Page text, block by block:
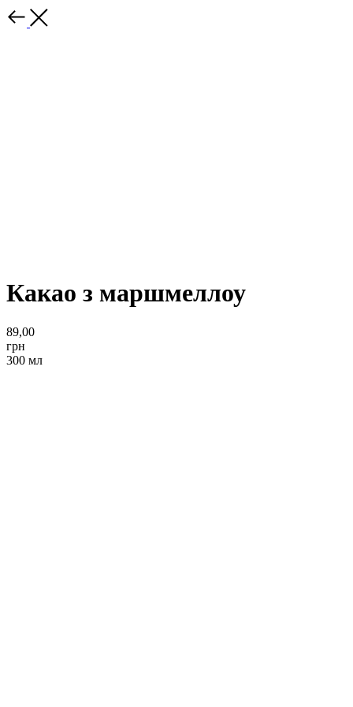
Какао з маршмеллоу
89,00
грн
300 мл